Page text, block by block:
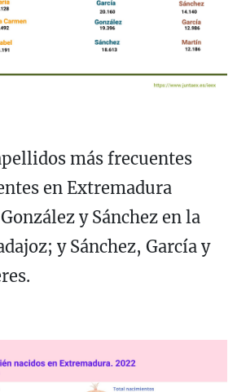
más frecuentes
en Extremadura
y Sánchez en la
y Sánchez, García y